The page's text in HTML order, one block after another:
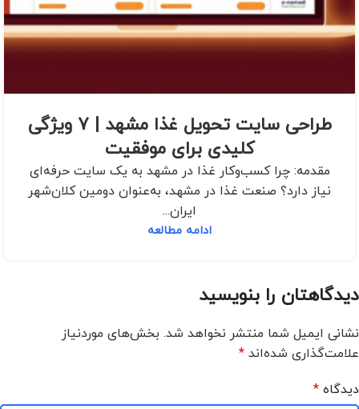
طراحی سایت تحویل غذا مشهد | 7 ویژگی
کلیدی برای موفقیت
مقدمه: چرا کسب‌وکار غذا در مشهد به یک سایت حرفه‌ای
نیاز دارد؟ صنعت غذا در مشهد، به‌عنوان دومین کلان‌شهر
ایران...
ادامه مطالعه
دیدگاهتان را بنویسید
نشانی ایمیل شما منتشر نخواهد شد. بخش‌های موردنیاز
علامت‌گذاری شده‌اند *
دیدگاه *